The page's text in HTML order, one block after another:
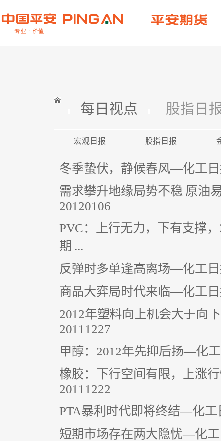
每日视点 股指日
宏观日报 股指日报
冬季蛰伏，静候春风—化工
需求攀升地缘局势不稳 原
20120106
PVC：上行无力，下有支撑
期 ...
反弹时多单逢高离场—化工
商品大弈局时代来临—化工
2012年塑料向上机会大于向
20111227
甲醇：2012年先抑后扬—化
橡胶：下行空间有限，上涨
20111222
PTA暴利时代即将终结—化
短期市场存在两大隐忧—化